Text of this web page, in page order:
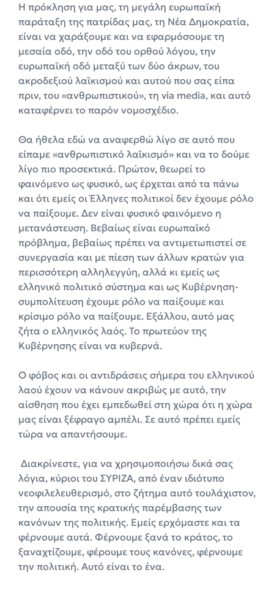
Η πρόκληση για μας, τη μεγάλη ευρωπαϊκή
παράταξη της πατρίδας μας, τη Νέα Δημοκρατία,
είναι να χαράξουμε και να εφαρμόσουμε τη
μεσαία οδό, την οδό του ορθού λόγου, την
ευρωπαϊκή οδό μεταξύ των δύο άκρων, του
ακροδεξιού λαϊκισμού και αυτού που σας είπα
πριν, του «ανθρωπιστικού», τη via media, και αυτό
καταφέρνει το παρόν νομοσχέδιο.
Θα ήθελα εδώ να αναφερθώ λίγο σε αυτό που
είπαμε «ανθρωπιστικό λαϊκισμό» και να το δούμε
λίγο πιο προσεκτικά. Πρώτον, θεωρεί το
φαινόμενο ως φυσικό, ως έρχεται από τα πάνω
και ότι εμείς οι Έλληνες πολιτικοί δεν έχουμε ρόλο
να παίξουμε. Δεν είναι φυσικό φαινόμενο η
μετανάστευση. Βεβαίως είναι ευρωπαϊκό
πρόβλημα, βεβαίως πρέπει να αντιμετωπιστεί σε
συνεργασία και με πίεση των άλλων κρατών για
περισσότερη αλληλεγγύη, αλλά κι εμείς ως
ελληνικό πολιτικό σύστημα και ως Κυβέρνηση-
συμπολίτευση έχουμε ρόλο να παίξουμε και
κρίσιμο ρόλο να παίξουμε. Εξάλλου, αυτό μας
ζήτα ο ελληνικός λαός. Το πρωτεύον της
Κυβέρνησης είναι να κυβερνά.
Ο φόβος και οι αντιδράσεις σήμερα του ελληνικού
λαού έχουν να κάνουν ακριβώς με αυτό, την
αίσθηση που έχει εμπεδωθεί στη χώρα ότι η χώρα
μας είναι ξέφραγο αμπέλι. Σε αυτό πρέπει εμείς
τώρα να απαντήσουμε.
Διακρίνεστε, για να χρησιμοποιήσω δικά σας
λόγια, κύριοι του ΣΥΡΙΖΑ, από έναν ιδιότυπο
νεοφιλελευθερισμό, στο ζήτημα αυτό τουλάχιστον,
την απουσία της κρατικής παρέμβασης των
κανόνων της πολιτικής. Εμείς ερχόμαστε και τα
φέρνουμε αυτά. Φέρνουμε ξανά το κράτος, το
ξαναχτίζουμε, φέρουμε τους κανόνες, φέρνουμε
την πολιτική. Αυτό είναι το ένα.